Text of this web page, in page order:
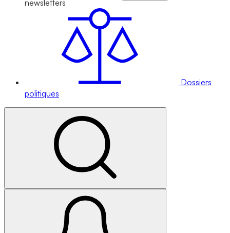
newsletters
Dossiers
politiques